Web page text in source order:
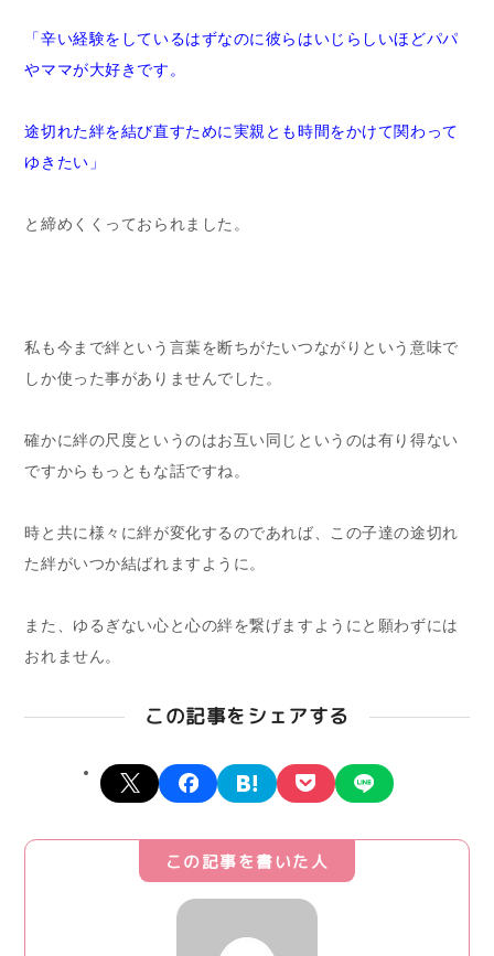
「辛い経験をしているはずなのに彼らはいじらしいほどパパ
やママが大好きです。
途切れた絆を結び直すために実親とも時間をかけて関わって
ゆきたい」
と締めくくっておられました。
私も今まで絆という言葉を断ちがたいつながりという意味で
しか使った事がありませんでした。
確かに絆の尺度というのはお互い同じというのは有り得ない
ですからもっともな話ですね。
時と共に様々に絆が変化するのであれば、この子達の途切れ
た絆がいつか結ばれますように。
また、ゆるぎない心と心の絆を繋げますようにと願わずには
おれません。
この記事をシェアする
X facebookhatena pocket
この記事を書いた人